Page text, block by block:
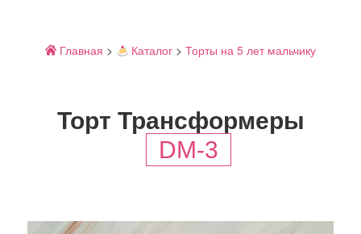
Главная > Каталог >Торты на 5 лет мальчику
Торт Трансформеры
DM-3